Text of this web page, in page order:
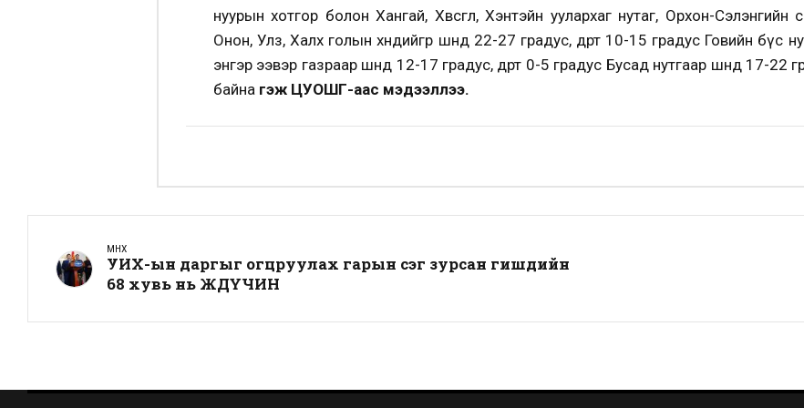
нуурын хотгор болон Хангай, Хөвсгөл, Хэнтэйн уулархаг нутаг, Орхон-Сэлэнгийн
Онон, Улз, Халх голын хөндийгөөр шөнөдөө 22-27 градус, өдөртөө 10-15 градус Говийн бүс
энгэр ээвэр газраар шөнөдөө 12-17 градус, өдөртөө 0-5 градус Бусад нутгаар шөнөдөө 17-22
байна гэж ЦУОШГ-аас мэдээллээ.
ӨМНӨХ
УИХ-ын даргыг огцруулах гарын үсэг зурсан гишүүдийн
68 хувь нь ЖДҮЧИН